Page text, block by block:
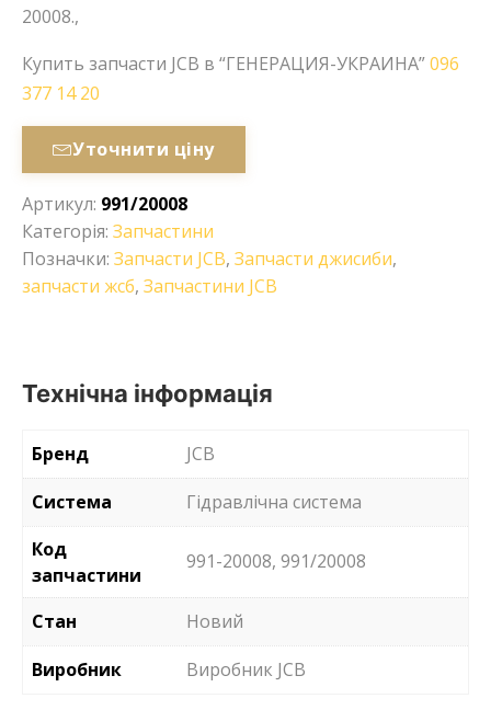
20008.,
Купить запчасти JCB в “ГЕНЕРАЦИЯ-УКРАИНА”096
377 14 20
Уточнити ціну
Артикул: 991/20008
Категорія: Запчастини
Позначки: Запчасти JCB, Запчасти джисиби,
запчасти жсб, Запчастини JCB
Технічна інформація
Бренд
JCB
Система
Гідравлічна система
Код
запчастини
991-20008, 991/20008
Стан
Новий
Виробник
Виробник JCB